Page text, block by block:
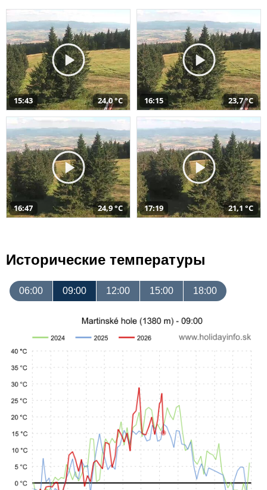
15:43 24,0 °C 16:15 23,7 °C
16:47 24,9 °C 17:19 21,1 °C
Исторические температуры
06:00 09:00 12:00 15:00 18:00